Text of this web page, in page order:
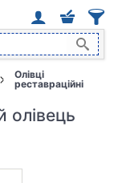
Олівці
реставраційні
олівець